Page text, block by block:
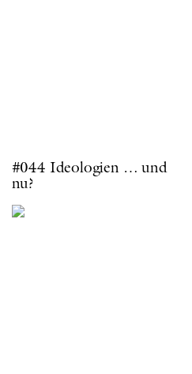
#044 Ideologien … und
nu?